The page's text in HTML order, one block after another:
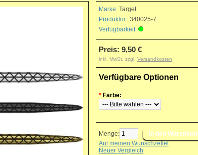
Marke: Target
Produktnr.: 340025-7
Verfügbarkeit:
Preis: 9,50 €
inkl. MwSt, zzgl. Versandkosten
Verfügbare Optionen
* Farbe:
Menge:
Auf meinen Wunschzettel
Neuer Vergleich